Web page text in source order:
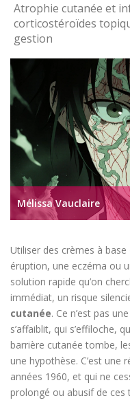
Atrophie cutanée et
corticostéroïdes
gestion
Mélissa Vauclaire
Utiliser des crèmes à
éruption, une eczéma ou
solution rapide qu’on
immédiat, un risque
cutanée. Ce n’est pas
s’affaiblit, qui s’effiloche,
barrière cutanée tombe,
une hypothèse. C’est une
années 1960, et qui ne
prolongé ou abusif de ces